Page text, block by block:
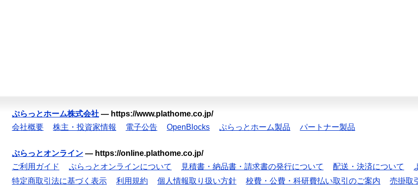
ぷらっとホーム株式会社 — https://www.plathome.co.jp/
会社概要
株主・投資家情報 電子公告 OpenBlocks ぷらっとホーム製品 パートナー製品
ぷらっとオンライン — https://online.plathome.co.jp/
ご利用ガイド
ぷらっとオンラインについて 見積書・納品書・請求書の発行について 配送・決済について
特定商取引法に基づく表示
利用規約 個人情報取り扱い方針 校費・公費・科研費払い取引のご案内 売掛取